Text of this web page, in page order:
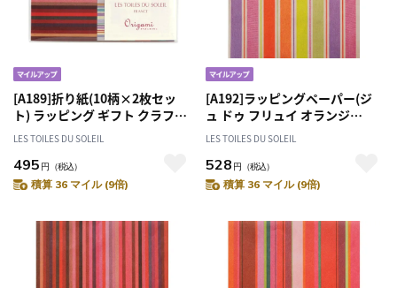
[A189]折り紙(10柄×2枚セッ
ト) ラッピング ギフト クラフト
手芸
LES TOILES DU SOLEIL
495 円 （税込）
積算 36 マイル (9倍)
[A192]ラッピングペーパー(ジ
ュ ドゥ フリュイ オランジ
ュ/JUS DE FRUITS ORANGE)
LES TOILES DU SOLEIL
528 円 （税込）
積算 36 マイル (9倍)